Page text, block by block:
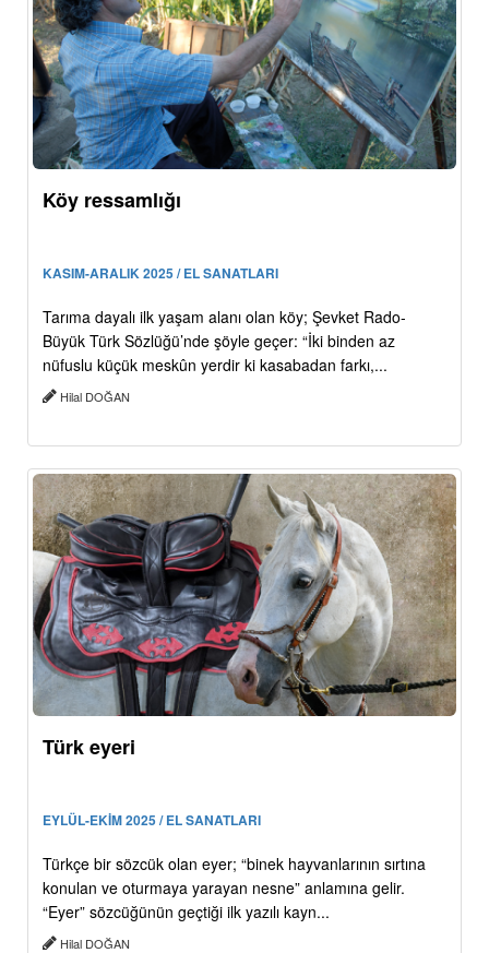
Köy ressamlığı
KASIM-ARALIK 2025 / EL SANATLARI
Tarıma dayalı ilk yaşam alanı olan köy; Şevket Rado-
Büyük Türk Sözlüğü’nde şöyle geçer: “İki binden az
nüfuslu küçük meskûn yerdir ki kasabadan farkı,...
Hilal DOĞAN
Türk eyeri
EYLÜL-EKİM 2025 / EL SANATLARI
Türkçe bir sözcük olan eyer; “binek hayvanlarının sırtına
konulan ve oturmaya yarayan nesne” anlamına gelir.
“Eyer” sözcüğünün geçtiği ilk yazılı kayn...
Hilal DOĞAN